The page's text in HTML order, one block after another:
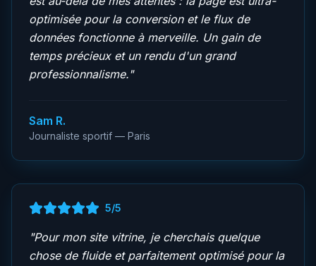
optimisée pour la conversion et le flux de
données fonctionne à merveille. Un gain de
temps précieux et un rendu d'un grand
professionnalisme."
Sam R.
Journaliste sportif — Paris
5/5
"Pour mon site vitrine, je cherchais quelque
chose de fluide et parfaitement optimisé pour la